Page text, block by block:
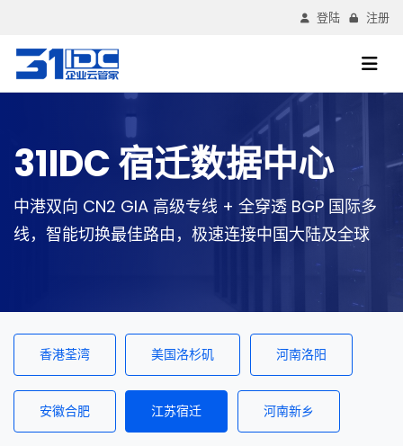
登陆 注册
31IDC 宿迁数据中心
中港双向 CN2 GIA 高级专线 + 全穿透 BGP 国际多
线，智能切换最佳路由，极速连接中国大陆及全球
香港荃湾 美国洛杉矶 河南洛阳
安徽合肥 江苏宿迁 河南新乡